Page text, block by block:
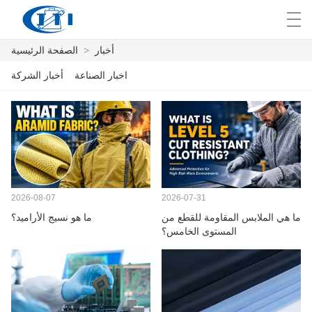
الصفحة الرئيسية
المنتجات
التخصيص
معلومات عنا
أخبار
صناعة
العربية česky الصفحة الرئيسية > أخبار
أخبار الشركة اخبار الصناعة
2026-08-07
ما هو نسيج الأراميد؟
2026-07-31
ما هي الملابس المقاومة للقطع من
المستوى الخامس؟